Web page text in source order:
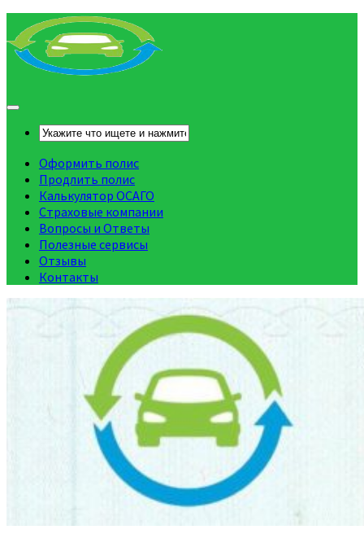
Оформить полис
Продлить полис
Калькулятор ОСАГО
Страховые компании
Вопросы и Ответы
Полезные сервисы
Отзывы
Контакты